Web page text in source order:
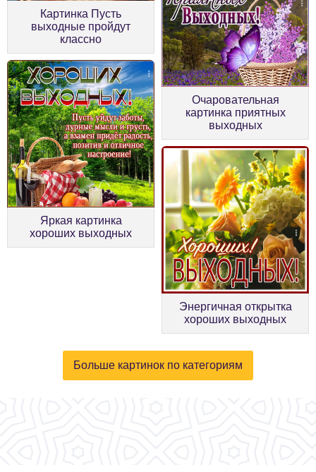
Картинка Пусть
выходные пройдут
классно
Очаровательная
картинка приятных
выходных
Яркая картинка
хороших выходных
Энергичная открытка
хороших выходных
Больше картинок по категориям